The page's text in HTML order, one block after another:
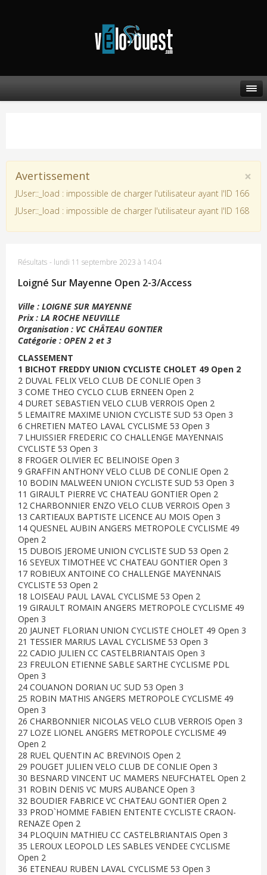
×
Avertissement
JUser::_load : impossible de charger l'utilisateur ayant l'ID 166
JUser::_load : impossible de charger l'utilisateur ayant l'ID 168
Résultats - lundi 11 septembre 2023 à 14:04
Loigné Sur Mayenne Open 2-3/Access
Ville : LOIGNE SUR MAYENNE
Prix : LA ROCHE NEUVILLE
Organisation : VC CHÂTEAU GONTIER
Catégorie : OPEN 2 et 3
CLASSEMENT
1 BICHOT FREDDY UNION CYCLISTE CHOLET 49 Open 2
2 DUVAL FELIX VELO CLUB DE CONLIE Open 3
3 COME THEO CYCLO CLUB ERNEEN Open 2
4 DURET SEBASTIEN VELO CLUB VERROIS Open 2
5 LEMAITRE MAXIME UNION CYCLISTE SUD 53 Open 3
6 CHRETIEN MATEO LAVAL CYCLISME 53 Open 3
7 LHUISSIER FREDERIC CO CHALLENGE MAYENNAIS
CYCLISTE 53 Open 3
8 FROGER OLIVIER EC BELINOISE Open 3
9 GRAFFIN ANTHONY VELO CLUB DE CONLIE Open 2
10 BODIN MALWEEN UNION CYCLISTE SUD 53 Open 3
11 GIRAULT PIERRE VC CHATEAU GONTIER Open 2
12 CHARBONNIER ENZO VELO CLUB VERROIS Open 3
13 CARTIEAUX BAPTISTE LICENCE AU MOIS Open 3
14 QUESNEL AUBIN ANGERS METROPOLE CYCLISME 49
Open 2
15 DUBOIS JEROME UNION CYCLISTE SUD 53 Open 2
16 SEYEUX TIMOTHEE VC CHATEAU GONTIER Open 3
17 ROBIEUX ANTOINE CO CHALLENGE MAYENNAIS
CYCLISTE 53 Open 2
18 LOISEAU PAUL LAVAL CYCLISME 53 Open 2
19 GIRAULT ROMAIN ANGERS METROPOLE CYCLISME 49
Open 3
20 JAUNET FLORIAN UNION CYCLISTE CHOLET 49 Open 3
21 TESSIER MARIUS LAVAL CYCLISME 53 Open 3
22 CADIO JULIEN CC CASTELBRIANTAIS Open 3
23 FREULON ETIENNE SABLE SARTHE CYCLISME PDL
Open 3
24 COUANON DORIAN UC SUD 53 Open 3
25 ROBIN MATHIS ANGERS METROPOLE CYCLISME 49
Open 3
26 CHARBONNIER NICOLAS VELO CLUB VERROIS Open 3
27 LOZE LIONEL ANGERS METROPOLE CYCLISME 49
Open 2
28 RUEL QUENTIN AC BREVINOIS Open 2
29 POUGET JULIEN VELO CLUB DE CONLIE Open 3
30 BESNARD VINCENT UC MAMERS NEUFCHATEL Open 2
31 ROBIN DENIS VC MURS AUBANCE Open 3
32 BOUDIER FABRICE VC CHATEAU GONTIER Open 2
33 PROD`HOMME FABIEN ENTENTE CYCLISTE CRAON-
RENAZE Open 2
34 PLOQUIN MATHIEU CC CASTELBRIANTAIS Open 3
35 LEROUX LEOPOLD LES SABLES VENDEE CYCLISME
Open 2
36 ETENEAU RUBEN LAVAL CYCLISME 53 Open 3